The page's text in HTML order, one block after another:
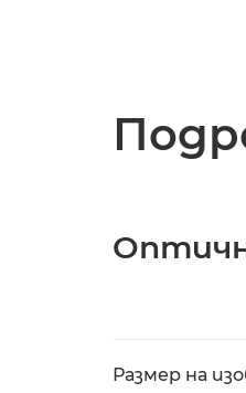
Размер на